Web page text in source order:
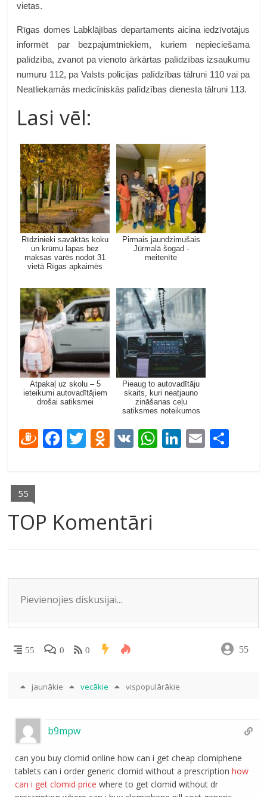
vietas.
Rīgas domes Labklājības departaments aicina iedzīvotājus
informēt par bezpajumtniekiem, kuriem nepieciešama
palīdzība, zvanot pa vienoto ārkārtas palīdzības izsaukumu
numuru 112, pa Valsts policijas palīdzības tālruni 110 vai pa
Neatliekamās medicīniskās palīdzības dienesta tālruni 113.
Lasi vēl:
Rīdzinieki savāktās koku
un krūmu lapas bez
maksas varēs nodot 31
vietā Rīgas apkaimēs
Pirmais jaundzimušais
Jūrmalā šogad -
meitenīte
Atpakaļ uz skolu – 5
ieteikumi autovadītājiem
drošai satiksmei
Pieaug to autovadītāju
skaits, kuri neatjauno
zināšanas ceļu
satiksmes noteikumos
D
e
m
F
o
o
k
T O
kl
as
s
ni
ki
V W
p
Li E
55
TOP Komentāri
55 0 0 55
jaunākie vecākie vispopulārākie
b9mpw
can you buy clomid online how can i get cheap clomiphene
tablets can i order generic clomid without a prescriptionhow
can i get clomid price where to get clomid without dr